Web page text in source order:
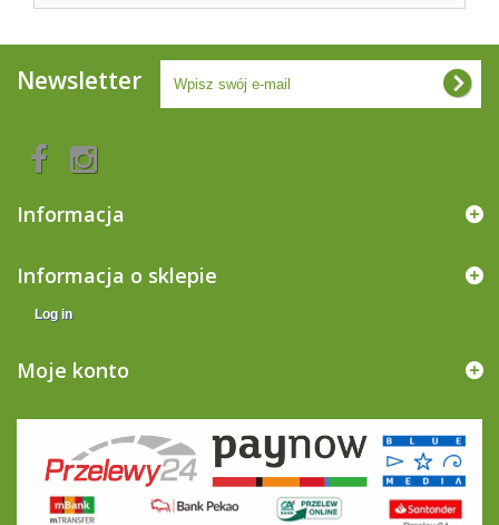
Newsletter
Informacja
Informacja o sklepie
Log in
Moje konto